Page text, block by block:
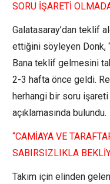
SORU İŞARETİ
Galatasaray’dan teklif
ettiğini söyleyen Donk,
Bana teklif gelmesini
2-3 hafta önce geldi.
herhangi bir soru
açıklamasında bulundu.
“CAMİAYA VE
SABIRSIZLIKLA
Takım için elinden